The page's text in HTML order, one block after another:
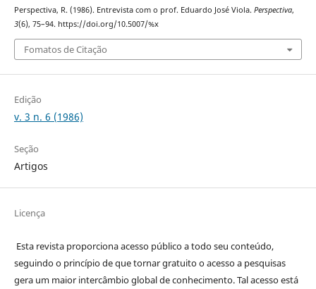
Perspectiva, R. (1986). Entrevista com o prof. Eduardo José Viola. Perspectiva,
3(6), 75–94. https://doi.org/10.5007/%x
Fomatos de Citação
Edição
v. 3 n. 6 (1986)
Seção
Artigos
Licença
Esta revista proporciona acesso público a todo seu conteúdo,
seguindo o princípio de que tornar gratuito o acesso a pesquisas
gera um maior intercâmbio global de conhecimento. Tal acesso está